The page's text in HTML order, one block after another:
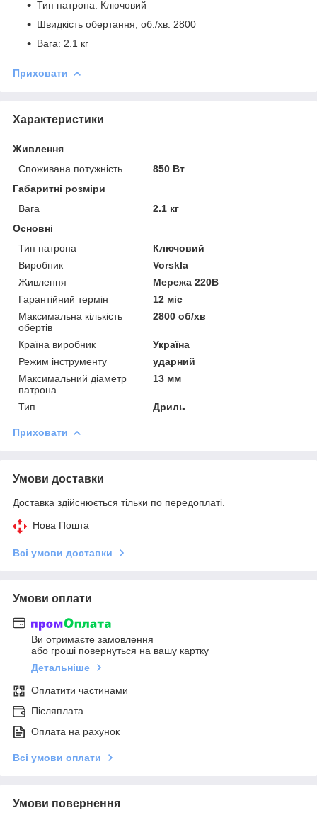
Тип патрона: Ключовий
Швидкість обертання, об./хв: 2800
Вага: 2.1 кг
Приховати
Характеристики
Живлення
Споживана потужність
850 Вт
Габаритні розміри
Вага
2.1 кг
Основні
Тип патрона
Ключовий
Виробник
Vorskla
Живлення
Мережа 220В
Гарантійний термін
12 міс
Максимальна кількість
обертів
2800 об/хв
Країна виробник
Україна
Режим інструменту
ударний
Максимальний діаметр
патрона
13 мм
Тип Дриль
Приховати
Умови доставки
Доставка здійснюється тільки по передоплаті.
Нова Пошта
Всі умови доставки
Умови оплати
Ви отримаєте замовлення
або гроші повернуться на вашу картку
Детальніше
Оплатити частинами
Післяплата
Оплата на рахунок
Всі умови оплати
Умови повернення